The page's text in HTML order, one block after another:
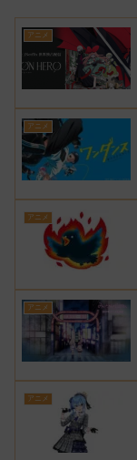
アニメ
アニメ
アニメ
アニメ
アニメ